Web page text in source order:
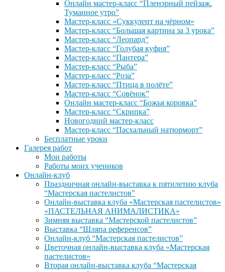
Онлайн мастер-класс “Пленэрный пейзаж.
Туманное утро”
Мастер-класс «Суккулент на чёрном»
Мастер-класс “Большая картина за 3 урока”
Мастер-класс “Леопард”
Мастер-класс “Голубая куфия”
Мастер-класс “Пантера”
Мастер-класс “Рыба”
Мастер-класс “Роза”
Мастер-класс “Птица в полёте”
Мастер-класс “Совёнок”
Онлайн мастер-класс “Божья коровка”
Мастер-класс “Скрипка”
Новогодний мастер-класс
Мастер-класс “Пасхальный натюрморт”
Бесплатные уроки
Галерея работ
Мои работы
Работы моих учеников
Онлайн-клуб
Праздничная онлайн-выставка к пятилетию клуба
“Мастерская пастелистов”
Онлайн-выставка клуба «Мастерская пастелистов»
«ПАСТЕЛЬНАЯ АНИМАЛИСТИКА»
Зимняя выставка “Мастерской пастелистов”
Выставка “Шляпа референсов”
Онлайн-клуб “Мастерская пастелистов”
Цветочная онлайн-выставка клуба «Мастерская
пастелистов»
Вторая онлайн-выставка клуба “Мастерская